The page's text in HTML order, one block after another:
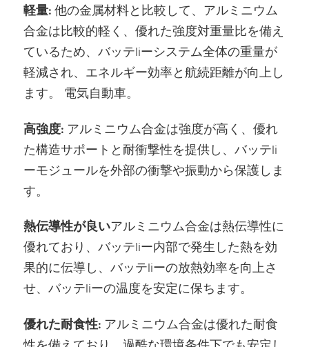
軽量:他の金属材料と比較して、アルミニウム
合金は比較的軽く、優れた強度対重量比を備え
ているため、バッテliーシステム全体の重量が
軽減され、エネルギー効率と航続距離が向上し
ます。 電気自動車。
高強度: アルミニウム合金は強度が高く、優れ
た構造サポートと耐衝撃性を提供し、バッテli
ーモジュールを外部の衝撃や振動から保護しま
す。
熱伝導性が良いアルミニウム合金は熱伝導性に
優れており、バッテliー内部で発生した熱を効
果的に伝導し、バッテliーの放熱効率を向上さ
せ、バッテliーの温度を安定に保ちます。
優れた耐食性: アルミニウム合金は優れた耐食